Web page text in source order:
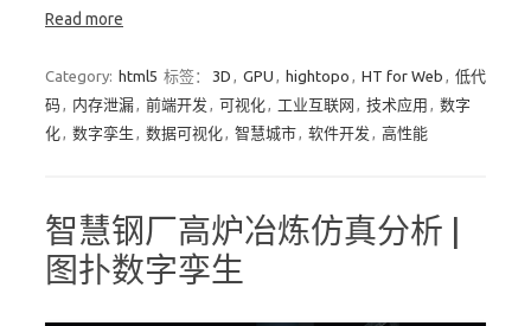
Read more
Category: html5 标签： 3D , GPU , hightopo , HT for Web , 低代
码, 内存泄漏, 前端开发 , 可视化, 工业互联网 , 技术应用 , 数字
化, 数字孪生 , 数据可视化, 智慧城市, 软件开发 , 高性能
智慧钢厂高炉冶炼仿真分析 |
图扑数字孪生